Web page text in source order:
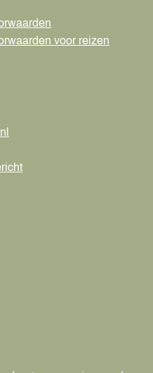
voor reizen